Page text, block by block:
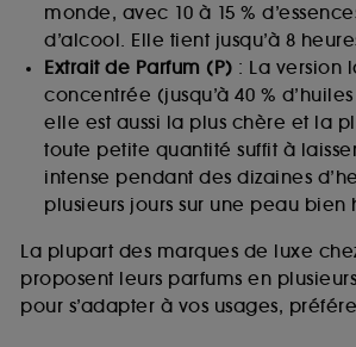
monde, avec 10 à 15 %
d’alcool. Elle tient jusqu’à 8
Extrait de Parfum (P) : La version
concentrée (jusqu’à 40 %
elle est aussi la plus chère et la
toute petite quantité suffit à
intense pendant des dizaines
plusieurs jours sur une peau bien
La plupart des marques de luxe
proposent leurs parfums en
pour s’adapter à vos usages,